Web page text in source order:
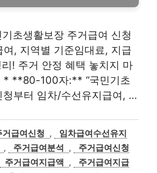
초생활보장 주거급여 신청
, 지역별 기준임대료, 지급
! 주거 안정 혜택 놓치지 마
**80-100자:** “국민기초
부터 임차/수선유지급여, …
급여신청 ,
임차급여수선유지
, 주거급여분석 ,
주거급여신청
주거급여지급액 ,
주거급여지급